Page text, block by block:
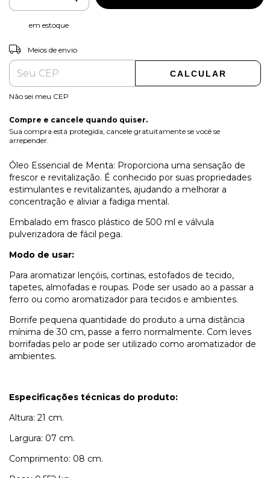
em estoque
Entregas para o CEP:
Meios de envio
CALCULAR
Não sei meu CEP
Compre e cancele quando quiser.
Sua compra está protegida, cancele gratuitamente se você se
arrepender.
Óleo Essencial de Menta: Proporciona uma sensação de
frescor e revitalização. É conhecido por suas propriedades
estimulantes e revitalizantes, ajudando a melhorar a
concentração e aliviar a fadiga mental.
Embalado em frasco plástico de 500 ml e válvula
pulverizadora de fácil pega.
Modo de usar:
Para aromatizar lençóis, cortinas, estofados de tecido,
tapetes, almofadas e roupas. Pode ser usado ao a passar a
ferro ou como aromatizador para tecidos e ambientes.
Borrife pequena quantidade do produto a uma distância
mínima de 30 cm, passe a ferro normalmente. Com leves
borrifadas pelo ar pode ser utilizado como aromatizador de
ambientes.
Especificações técnicas do produto:
Altura: 21 cm.
Largura: 07 cm.
Comprimento: 08 cm.